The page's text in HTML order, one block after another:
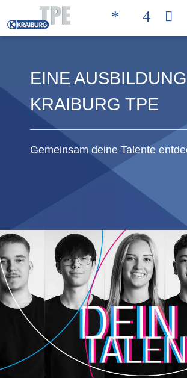
Quicklinks
CONTACT
PAGE D'ACCUEIL
Caractéristiques des produits
Recherche de produits
Procédé blow-fill-seal
MARCHÉS
EINE
KRAIBURG TPE
Gemeinsam deine Talente